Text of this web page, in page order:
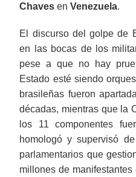
Chaves enVenezuela.
El discurso del golpe de
en las bocas de los
pese a que no hay
Estado esté siendo
brasileñas fueron
décadas, mientras que la
los 11 componentes
homologó y supervisó
parlamentarios que
millones de